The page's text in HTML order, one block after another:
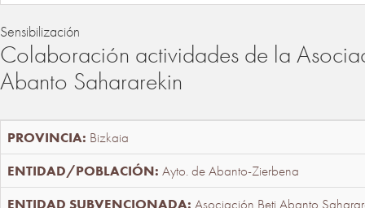
Sensibilización
Colaboración actividades de la
Abanto Sahararekin
Bizkaia
Ayto. de Abanto-Zierbena
Asociación Beti Abanto